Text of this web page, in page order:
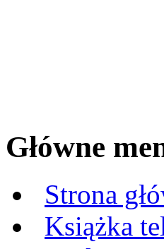
Główne
Strona
Książka